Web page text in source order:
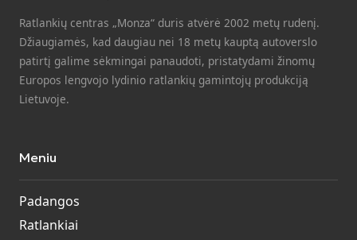
Ratlankių centras „Monza“ duris atvėrė 2002 metų rudenį.
Džiaugiamės, kad daugiau nei 18 metų kauptą autoverslo
patirtį galime sėkmingai panaudoti, pristatydami žinomų
Europos lengvojo lydinio ratlankių gamintojų produkciją
Lietuvoje.
Meniu
Padangos
Ratlankiai